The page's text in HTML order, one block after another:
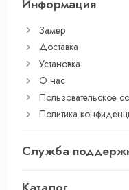
Информация
Замер
Доставка
Установка
О нас
Пользовательское
Политика
Служба